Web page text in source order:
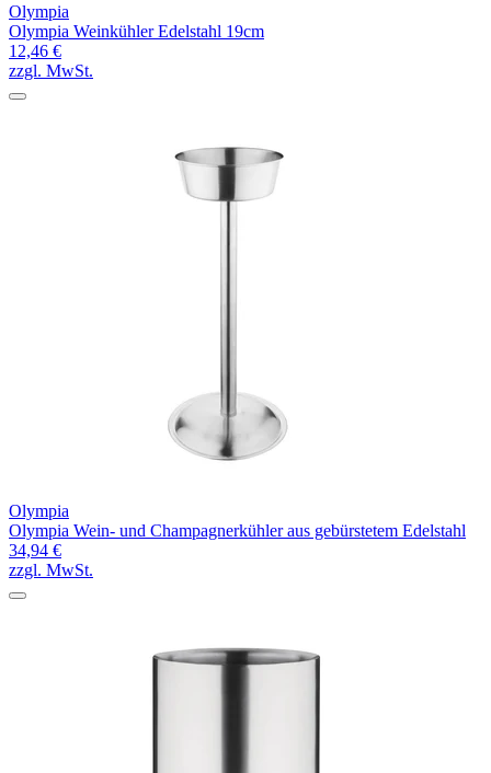
Olympia
Olympia Weinkühler Edelstahl 19cm
12,46 €
zzgl. MwSt.
Olympia
Olympia Wein- und Champagnerkühler aus gebürstetem Edelstahl
34,94 €
zzgl. MwSt.